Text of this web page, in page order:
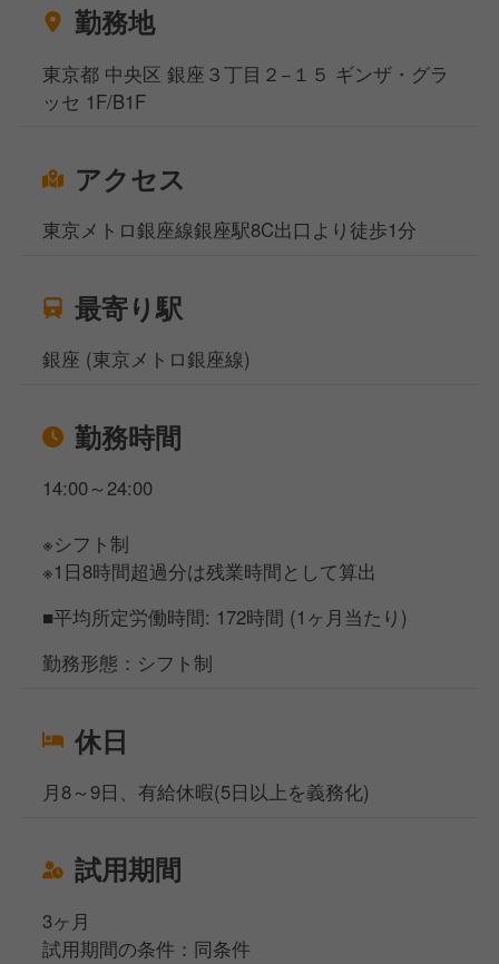
勤務地
東京都 中央区 銀座３丁目２−１５ ギンザ・グラ
ッセ 1F/B1F
アクセス
東京メトロ銀座線銀座駅8C出口より徒歩1分
最寄り駅
銀座 (東京メトロ銀座線)
勤務時間
14:00～24:00
※シフト制
※1日8時間超過分は残業時間として算出
■平均所定労働時間: 172時間 (1ヶ月当たり)
勤務形態：シフト制
休日
月8～9日、有給休暇(5日以上を義務化)
試用期間
3ヶ月
試用期間の条件：同条件